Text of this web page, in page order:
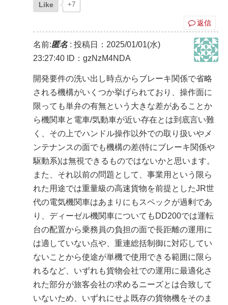
Like +7
返信
名前:匿名: 投稿日：2025/01/01(水)
23:27:40 ID：gzNzM4NDA
開発要件の洗い出し時点からブレーキ関係で省略
される機構がいくつか挙げられており、操作面に
限っても単弁の有無という大きな差があることか
ら機関車と電車/気動車が近い存在とは到底言い難
く、その上でハンドル操作以外での取り扱いやメ
ンテナンスの面でも機構の差(特にブレーキ関係や
駆動系)は無視できるものではないかと思います。
また、それ以前の問題として、事業用という限ら
れた用途では重量級の高速貨物を前提としたJR世
代の電気機関車はあまりにもスペックが過剰であ
り、ディーゼル機関車についてもDD200では運転
台の配置から乗務員の負担の面で長距離の運用に
は適していない点や、重連総括制御に対応してい
ないことから使途が単機で使用できる範囲に限ら
れるなど、いずれも貨物会社での運用に最適化さ
れた部分が旅客会社の求めるニーズとは合致して
いないため、いずれにせよ既存の貨物機をそのま